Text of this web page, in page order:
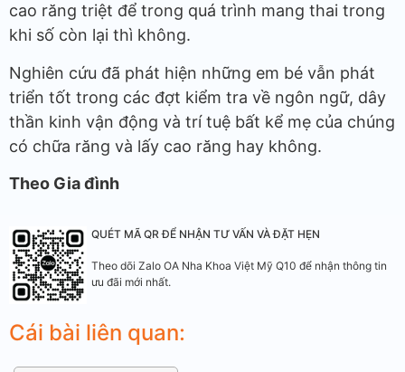
cao răng triệt để trong quá trình mang thai trong
khi số còn lại thì không.
Nghiên cứu đã phát hiện những em bé vẫn phát
triển tốt trong các đợt kiểm tra về ngôn ngữ, dây
thần kinh vận động và trí tuệ bất kể mẹ của chúng
có chữa răng và lấy cao răng hay không.
Theo Gia đình
QUÉT MÃ QR ĐỂ NHẬN TƯ VẤN VÀ ĐẶT HẸN
Theo dõi Zalo OA Nha Khoa Việt Mỹ Q10 để nhận thông tin
ưu đãi mới nhất.
Cái bài liên quan: